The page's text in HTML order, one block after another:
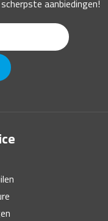
aanbiedingen!